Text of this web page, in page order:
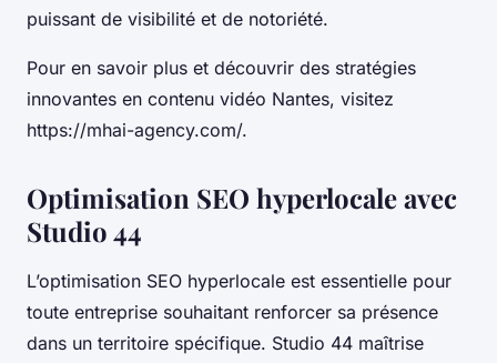
puissant de visibilité et de notoriété.
Pour en savoir plus et découvrir des stratégies
innovantes en contenu vidéo Nantes, visitez
https://mhai-agency.com/.
Optimisation SEO hyperlocale avec
Studio 44
L’optimisation SEO hyperlocale est essentielle pour
toute entreprise souhaitant renforcer sa présence
dans un territoire spécifique. Studio 44 maîtrise